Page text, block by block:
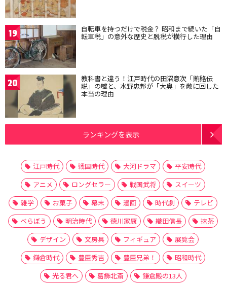
19 自転車を持つだけで税金？ 昭和まで続いた「自
転車税」の意外な歴史と脱税が横行した理由
20 教科書と違う！江戸時代の田沼意次「賄賂伝
説」の嘘と、水野忠邦が「大奥」を敵に回した
本当の理由
ランキングを表示
江戸時代 戦国時代 大河ドラマ
平安時代
アニメ
ロングセラー 戦国武将
スイーツ
雑学
お菓子 幕末 漫画 時代劇
テレビ
べらぼう
明治時代 徳川家康 織田信長
抹茶
デザイン
文房具 フィギュア
展覧会
鎌倉時代
豊臣秀吉 豊臣兄弟！
昭和時代
光る君へ
葛飾北斎 鎌倉殿の13人